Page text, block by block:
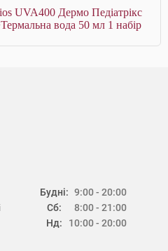
UVA400 Дермо Педіатрікс
вода 50 мл 1 набір
Будні:
Сб:
Нд:
9:00 - 20:00
8:00 - 21:00
10:00 - 20:00